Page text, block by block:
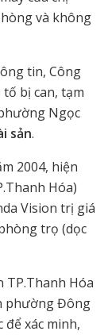
và không
tin, Công
bị can, tạm
Ngọc
sản.
2004, hiện
Hóa)
Vision trị giá
trọ (dọc
TP.Thanh Hóa
phường Đông
xác minh,